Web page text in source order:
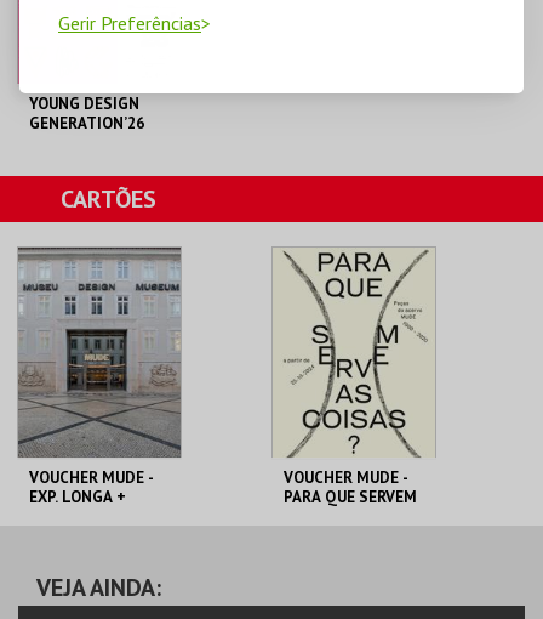
Gerir Preferências
COMPRAR
YOUNG DESIGN
GENERATION’26
MUDE
MAIS INFO
COMPRAR
CARTÕES
VOUCHER MUDE -
EXP. LONGA +
PREÇO INTEIRO
VOUCHER MUDE -
PARA QUE SERVEM
VEJA AINDA: